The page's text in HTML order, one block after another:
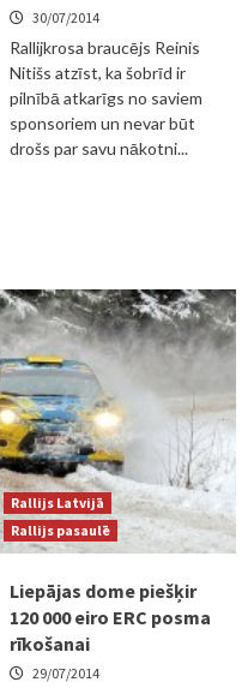
30/07/2014
Rallijkrosa braucējs Reinis
Nitišs atzīst, ka šobrīd ir
pilnībā atkarīgs no saviem
sponsoriem un nevar būt
drošs par savu nākotni...
Rallijs Latvijā
Rallijs pasaulē
Liepājas dome piešķir
120 000 eiro ERC posma
rīkošanai
29/07/2014